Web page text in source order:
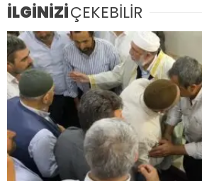
İLGİNİZİÇEKEBİLİR